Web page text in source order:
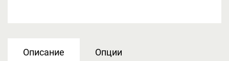
Описание Опции